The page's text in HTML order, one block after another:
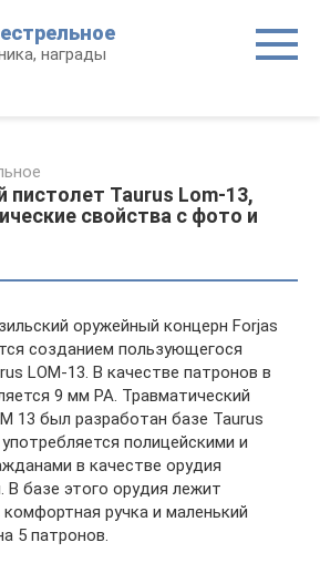
награды
пистолет Taurus Lom-13,
свойства с фото и
оружейный концерн Forjas
созданием пользующегося
LOM-13. В качестве патронов в
9 мм PA. Травматический
13 был разработан базе Taurus
полицейскими и
в качестве орудия
В базе этого орудия лежит
ручка и маленький
5 патронов.